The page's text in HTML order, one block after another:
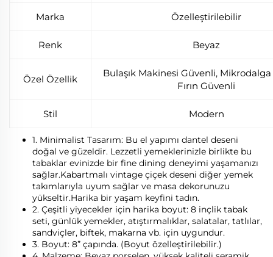
Marka Özelleştirilebilir
Renk Beyaz
Özel Özellik
Bulaşık Makinesi Güvenli,
Fırın Güvenli
Stil Modern
1. Minimalist Tasarım: Bu el yapımı dantel deseni
doğal ve güzeldir. Lezzetli yemeklerinizle birlikte bu
tabaklar evinizde bir fine dining deneyimi yaşamanızı
sağlar.Kabartmalı vintage çiçek deseni diğer yemek
takımlarıyla uyum sağlar ve masa dekorunuzu
yükseltir.Harika bir yaşam keyfini tadın.
2. Çeşitli yiyecekler için harika boyut: 8 inçlik tabak
seti, günlük yemekler, atıştırmalıklar, salatalar, tatlılar,
sandviçler, biftek, makarna vb. için uygundur.
3. Boyut: 8” çapında. (Boyut özelleştirilebilir.)